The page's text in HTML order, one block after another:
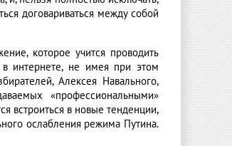
договариваться между собой
которое учится проводить
интернете, не имея при этом
Алексея Навального,
«профессиональными»
встроиться в новые тенденции,
ослабления режима Путина.